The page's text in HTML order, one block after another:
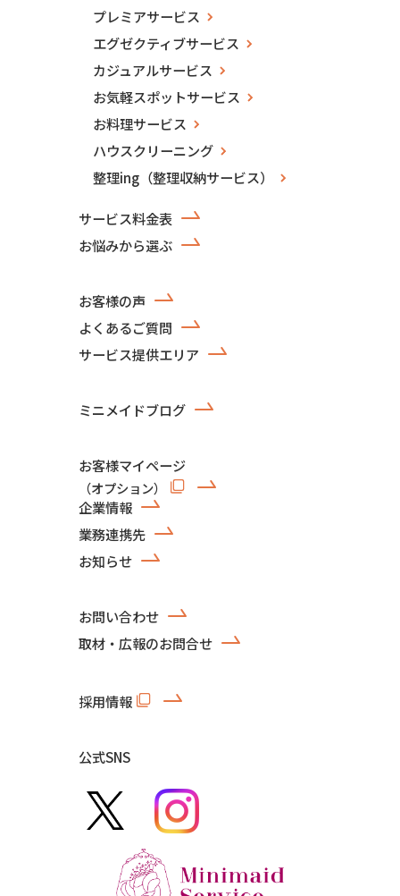
プレミアサービス
エグゼクティブサービス
カジュアルサービス
お気軽スポットサービス
お料理サービス
ハウスクリーニング
整理ing（整理収納サービス）
サービス料金表
お悩みから選ぶ
お客様の声
よくあるご質問
サービス提供エリア
ミニメイドブログ
お客様マイページ
（オプション）
企業情報
業務連携先
お知らせ
お問い合わせ
取材・広報のお問合せ
採用情報
公式SNS